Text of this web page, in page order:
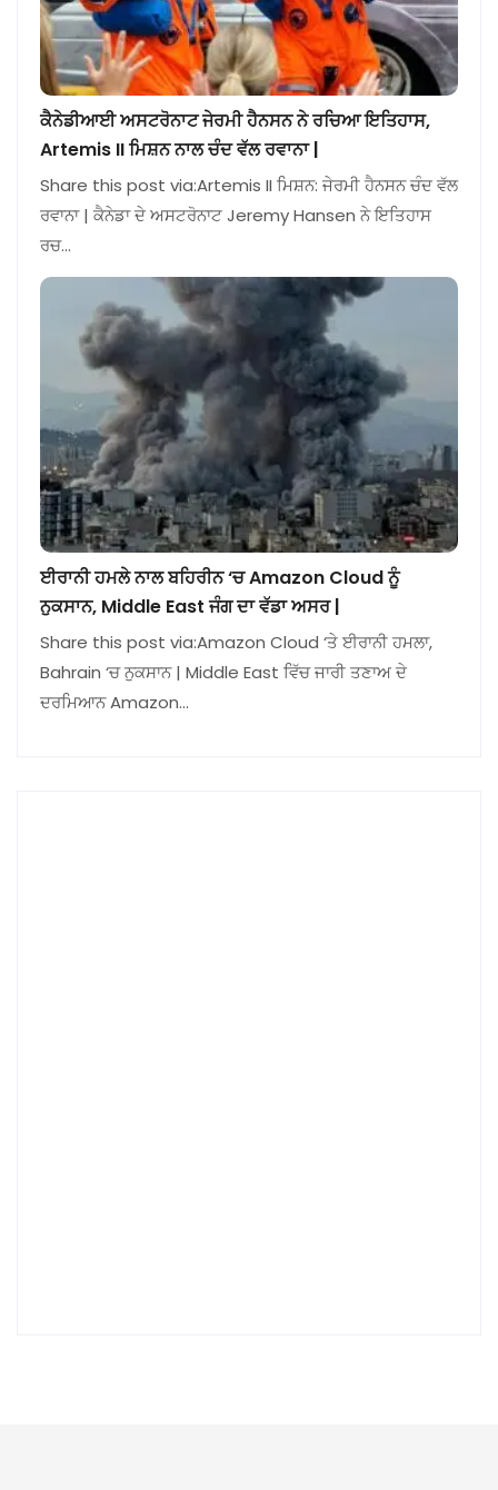
ਕੈਨੇਡੀਆਈ ਅਸਟਰੋਨਾਟ ਜੇਰਮੀ ਹੈਨਸਨ ਨੇ ਰਚਿਆ ਇਤਿਹਾਸ,
Artemis II ਮਿਸ਼ਨ ਨਾਲ ਚੰਦ ਵੱਲ ਰਵਾਨਾ |
Share this post via:Artemis II ਮਿਸ਼ਨ: ਜੇਰਮੀ ਹੈਨਸਨ ਚੰਦ ਵੱਲ
ਰਵਾਨਾ | ਕੈਨੇਡਾ ਦੇ ਅਸਟਰੋਨਾਟ Jeremy Hansen ਨੇ ਇਤਿਹਾਸ
ਰਚ…
ਈਰਾਨੀ ਹਮਲੇ ਨਾਲ ਬਹਿਰੀਨ ‘ਚ Amazon Cloud ਨੂੰ
ਨੁਕਸਾਨ, Middle East ਜੰਗ ਦਾ ਵੱਡਾ ਅਸਰ |
Share this post via:Amazon Cloud ‘ਤੇ ਈਰਾਨੀ ਹਮਲਾ,
Bahrain ‘ਚ ਨੁਕਸਾਨ | Middle East ਵਿੱਚ ਜਾਰੀ ਤਣਾਅ ਦੇ
ਦਰਮਿਆਨ Amazon…